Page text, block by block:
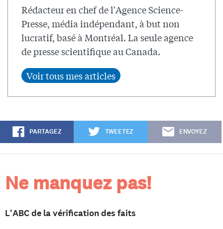
Rédacteur en chef de l'Agence Science-
Presse, média indépendant, à but non
lucratif, basé à Montréal. La seule agence
de presse scientifique au Canada.
PARTAGEZ TWEETEZ ENVOYEZ
Ne manquez pas!
L'ABC de la vérification des faits